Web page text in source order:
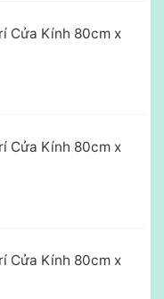
Cửa Kính 80cm x
Cửa Kính 80cm x
Cửa Kính 80cm x